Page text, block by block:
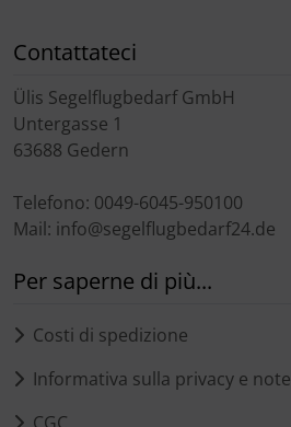
Contattateci
Ülis Segelflugbedarf GmbH
Untergasse 1
63688 Gedern
Telefono: 0049-6045-950100
Mail: info@segelflugbedarf24.de
Per saperne di più...
Costi di spedizione
Informativa sulla privacy e note